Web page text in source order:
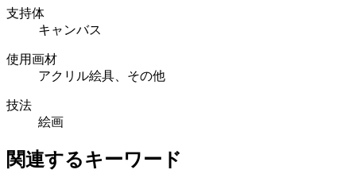
支持体
キャンバス
使用画材
アクリル絵具、その他
技法
絵画
関連するキーワード